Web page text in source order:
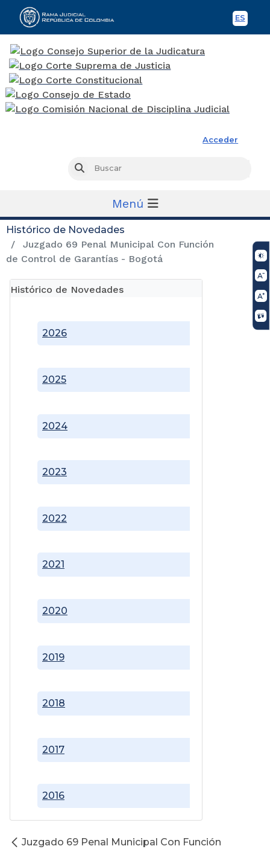
ES
Acceder
Buscar
Menú
Histórico de Novedades
Juzgado 69 Penal Municipal Con Función
de Control de Garantías - Bogotá
Histórico de Novedades
2016
2017
2018
2019
2020
2021
2022
2023
2024
2025
2026
Juzgado 69 Penal Municipal Con Función